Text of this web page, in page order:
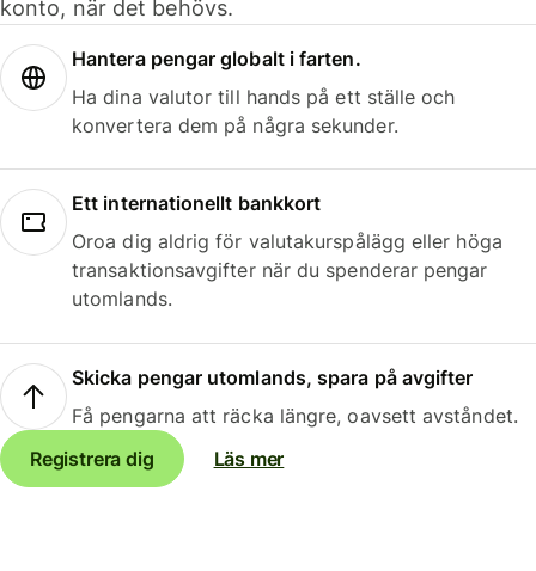
konto, när det behövs.
Hantera pengar globalt i farten.
Ha dina valutor till hands på ett ställe och
konvertera dem på några sekunder.
Ett internationellt bankkort
Oroa dig aldrig för valutakurspålägg eller höga
transaktionsavgifter när du spenderar pengar
utomlands.
Skicka pengar utomlands, spara på avgifter
Få pengarna att räcka längre, oavsett avståndet.
Registrera dig
Läs mer